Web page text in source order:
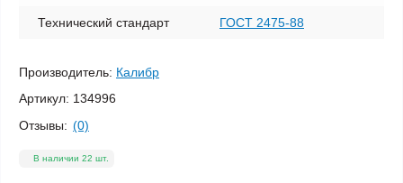
Технический стандарт ГОСТ 2475-88
Производитель: Калибр
Артикул: 134996
Отзывы: (0)
В наличии 22 шт.